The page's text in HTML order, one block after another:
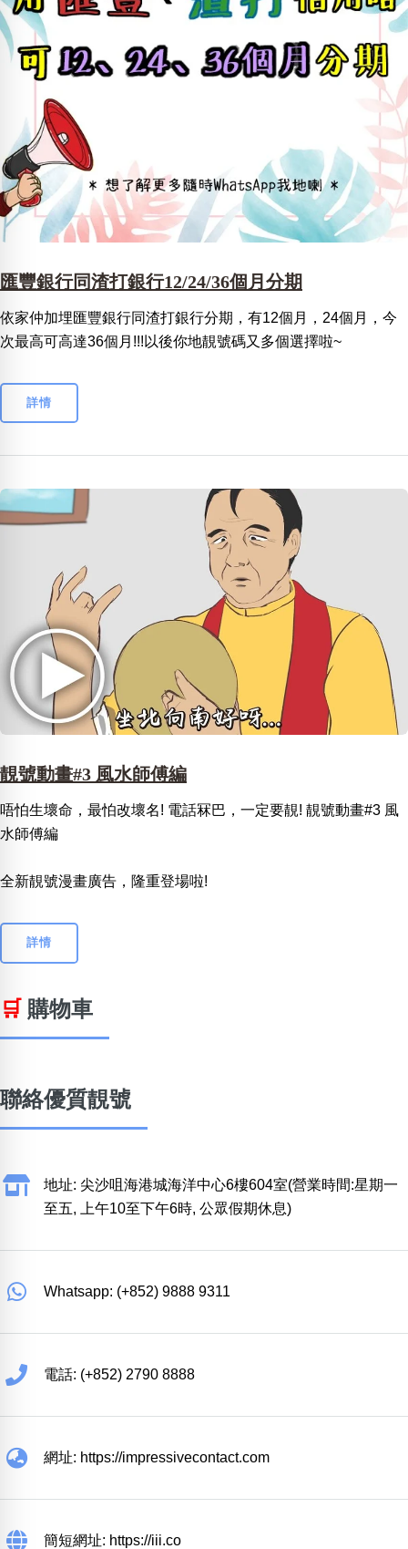
匯豐銀行同渣打銀行12/24/36個月分期
依家仲加埋匯豐銀行同渣打銀行分期，有12個月，24個月，今
次最高可高達36個月!!!以後你地靚號碼又多個選擇啦~
詳情
靚號動畫#3 風水師傅編
唔怕生壞命，最怕改壞名! 電話冧巴，一定要靚! 靚號動畫#3 風
水師傅編
全新靚號漫畫廣告，隆重登場啦!
詳情
🛒 購物車
聯絡優質靚號
地址: 尖沙咀海港城海洋中心6樓604室(營業時間:星期一
至五, 上午10至下午6時, 公眾假期休息)
Whatsapp: (+852) 9888 9311
電話: (+852) 2790 8888
網址: https://impressivecontact.com
簡短網址: https://iii.co